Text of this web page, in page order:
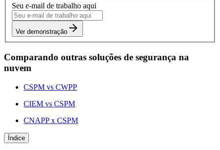
Seu e-mail de trabalho aqui
Ver demonstração
Comparando outras soluções de segurança na
nuvem
CSPM vs CWPP
CIEM vs CSPM
CNAPP x CSPM
Índice